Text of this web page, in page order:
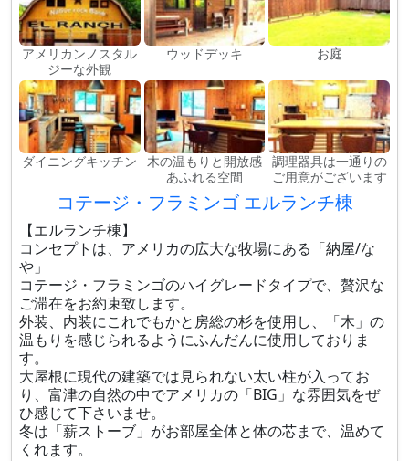
アメリカンノスタル
ジーな外観
ウッドデッキ お庭
ダイニングキッチン
木の温もりと開放感
あふれる空間
調理器具は一通りの
ご用意がございます
コテージ・フラミンゴ エルランチ棟
【エルランチ棟】
コンセプトは、アメリカの広大な牧場にある「納屋/な
や」
コテージ・フラミンゴのハイグレードタイプで、贅沢な
ご滞在をお約束致します。
外装、内装にこれでもかと房総の杉を使用し、「木」の
温もりを感じられるようにふんだんに使用しておりま
す。
大屋根に現代の建築では見られない太い柱が入ってお
り、富津の自然の中でアメリカの「BIG」な雰囲気をぜ
ひ感じて下さいませ。
冬は「薪ストーブ」がお部屋全体と体の芯まで、温めて
くれます。